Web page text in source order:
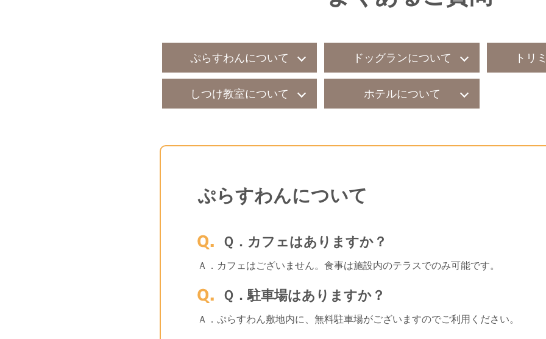
ぷらすわんについて ドッグランについて トリ
しつけ教室について ホテルについて
ぷらすわんについて
Ｑ．カフェはありますか？
Ａ．カフェはございません。食事は施設内のテラスでのみ可能です。
Ｑ．駐車場はありますか？
Ａ．ぷらすわん敷地内に、無料駐車場がございますのでご利用ください。